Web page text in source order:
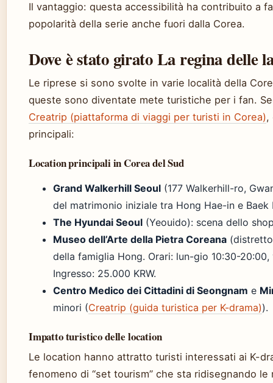
Il vantaggio: questa accessibilità ha contribuito a
popolarità della serie anche fuori dalla Corea.
Dove è stato girato La regina delle
Le riprese si sono svolte in varie località della
queste sono diventate mete turistiche per i fan.
Creatrip (piattaforma di viaggi per turisti in Corea),
principali:
Location principali in Corea del Sud
Grand Walkerhill Seoul (177 Walkerhill-ro,
del matrimonio iniziale tra Hong Hae-in e Baek
The Hyundai Seoul (Yeouido): scena dello
Museo dell’Arte della Pietra Coreana
della famiglia Hong. Orari: lun-gio 10:30-
Ingresso: 25.000 KRW.
Centro Medico dei Cittadini di Seongnam e
minori (Creatrip (guida turistica per K-drama)).
Impatto turistico delle location
Le location hanno attratto turisti interessati ai K-
fenomeno di “set tourism” che sta ridisegnando